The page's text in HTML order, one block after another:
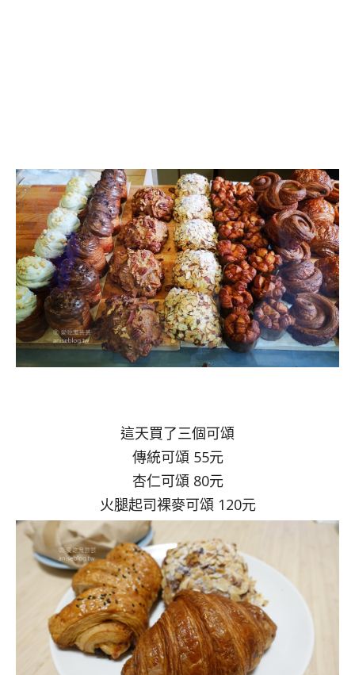
這天買了三個可頌
傳統可頌 55元
杏仁可頌 80元
火腿起司裸麥可頌 120元